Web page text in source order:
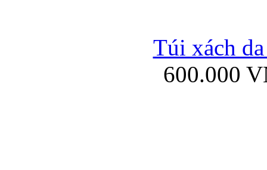
Ốp lưng
Túi xách
600.000